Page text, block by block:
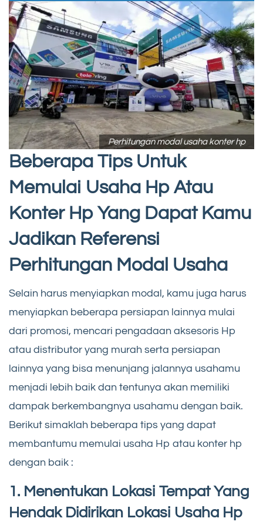
Perhitungan modal usaha konter hp
Beberapa Tips Untuk
Memulai Usaha Hp Atau
Konter Hp Yang Dapat Kamu
Jadikan Referensi
Perhitungan Modal Usaha
Selain harus menyiapkan modal, kamu juga harus
menyiapkan beberapa persiapan lainnya mulai
dari promosi, mencari pengadaan aksesoris Hp
atau distributor yang murah serta persiapan
lainnya yang bisa menunjang jalannya usahamu
menjadi lebih baik dan tentunya akan memiliki
dampak berkembangnya usahamu dengan baik.
Berikut simaklah beberapa tips yang dapat
membantumu memulai usaha Hp atau konter hp
dengan baik :
1. Menentukan Lokasi Tempat Yang
Hendak Didirikan Lokasi Usaha Hp